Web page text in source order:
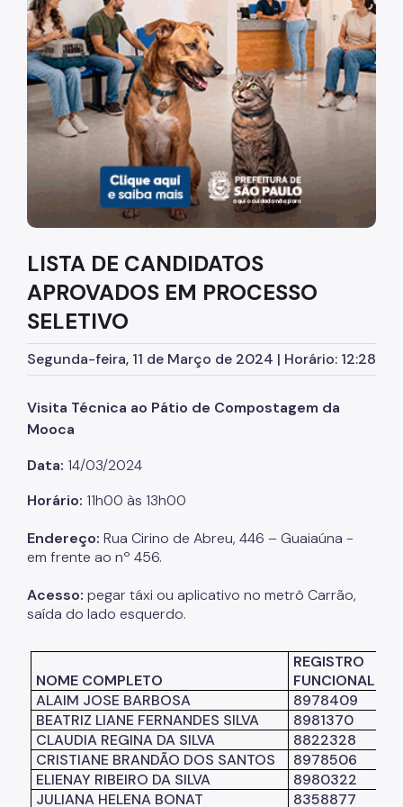
Diretrizes Institucionais
Organização
Legislação
Orientações
Infraestrutura
Agendamento de Salas
Dúvidas Frequentes
Formações da EMASP
Formações Oferecidas
Inscrições Abertas
Como se Inscrever
Listas de Seleção
Educadores
Dicas e Orientações
Solicitação de Turmas
Notícias
LISTA DE CANDIDATOS
APROVADOS EM PROCESSO
SELETIVO
Segunda-feira, 11 de Março de 2024 | Horário: 12:28
Visita Técnica ao Pátio de Compostagem da
Mooca
Data: 14/03/2024
Horário: 11h00 às 13h00
Endereço: Rua Cirino de Abreu, 446 – Guaiaúna -
em frente ao nº 456.
Acesso: pegar táxi ou aplicativo no metrô Carrão,
saída do lado esquerdo.
NOME COMPLETO
REGISTRO
FUNCIONAL
ALAIM JOSE BARBOSA
8978409
BEATRIZ LIANE FERNANDES SILVA
8981370
CLAUDIA REGINA DA SILVA
8822328
CRISTIANE BRANDÃO DOS SANTOS
8978506
ELIENAY RIBEIRO DA SILVA
8980322
JULIANA HELENA BONAT
8358877